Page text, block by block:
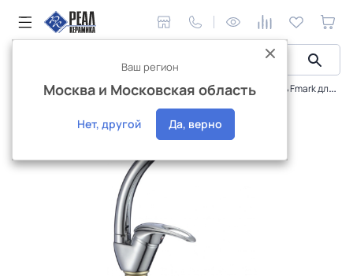
Сантехника и аксессуары Смесители Смеситель Fmark для кухонной мойки FM4103
Интернет-магазин
Ваш регион
Москва и Московская область
Нет, другой Да, верно